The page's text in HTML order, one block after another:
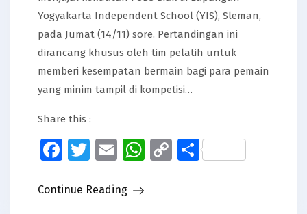
Yogyakarta Independent School (YIS), Sleman,
pada Jumat (14/11) sore. Pertandingan ini
dirancang khusus oleh tim pelatih untuk
memberi kesempatan bermain bagi para pemain
yang minim tampil di kompetisi…
Share this :
Facebook
Twitter
EmailWhatsApp
CopyShare
Continue Reading